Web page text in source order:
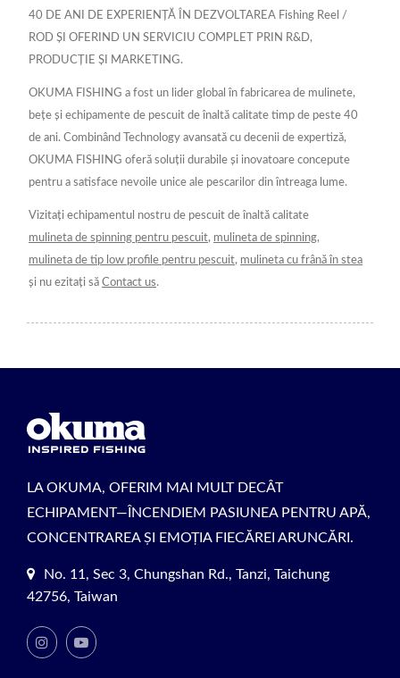
40 DE ANI DE EXPERIENȚĂ ÎN DEZVOLTAREA Fishing Reel /
ROD ȘI OFERIND UN SERVICIU COMPLET PRIN R&D,
PRODUCȚIE ȘI MARKETING.
OKUMA FISHING a fost un lider global în fabricarea de mulinete,
bețe și echipamente de pescuit de înaltă calitate timp de peste 40
de ani. Combinând Technology avansată cu decenii de expertiză,
OKUMA FISHING oferă soluții durabile și inovatoare concepute
pentru a satisface nevoile unice ale pescarilor din întreaga lume.
Vizitați echipamentul nostru de pescuit de înaltă calitate
mulineta de spinning pentru pescuit, mulineta de spinning,
mulineta de tip low profile pentru pescuit, mulineta cu frână în stea
și nu ezitați să Contact us.
LA OKUMA, OFERIM MAI MULT DECÂT
ECHIPAMENT—ÎNCENDIEM PASIUNEA PENTRU APĂ,
CONCENTRAREA ȘI EMOȚIA FIECĂREI ARUNCĂRI.
No. 11, Sec 3, Chungshan Rd., Tanzi, Taichung
42756, Taiwan